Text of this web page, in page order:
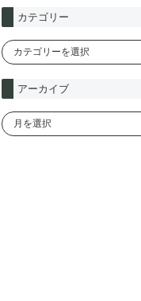
カテゴリー
アーカイブ